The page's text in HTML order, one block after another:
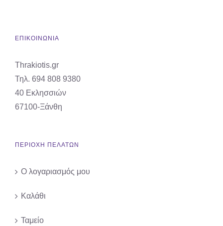
ΕΠΙΚΟΙΝΩΝΙΑ
Thrakiotis.gr
Τηλ. 694 808 9380
40 Εκλησσιών
67100-Ξάνθη
ΠΕΡΙΟΧΗ ΠΕΛΑΤΩΝ
Ο λογαριασμός μου
Καλάθι
Ταμείο